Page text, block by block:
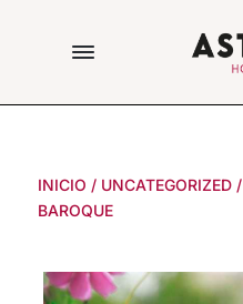
INICIO / UNCATEGORIZED/
BAROQUE